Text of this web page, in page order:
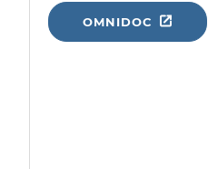
OMNIDOC